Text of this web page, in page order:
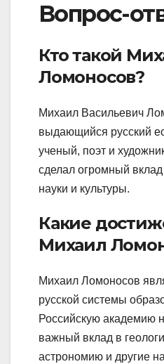
Вопрос-
Кто такой
Ломоносов?
Михаил Васильевич
выдающийся русский
ученый, поэт и
сделал огромный
науки и культуры.
Какие
Михаил
Михаил Ломоносов
русской системы
Российскую академию
важный вклад в
астрономию и другие